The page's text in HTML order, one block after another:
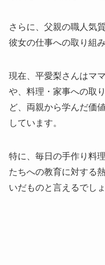
さらに、父親の職人気
彼女の仕事への取り組
現在、平愛梨さんはマ
や、料理・家事への取
ど、両親から学んだ価
しています。
特に、毎日の手作り料
たちへの教育に対する
いだものと言えるでしょ